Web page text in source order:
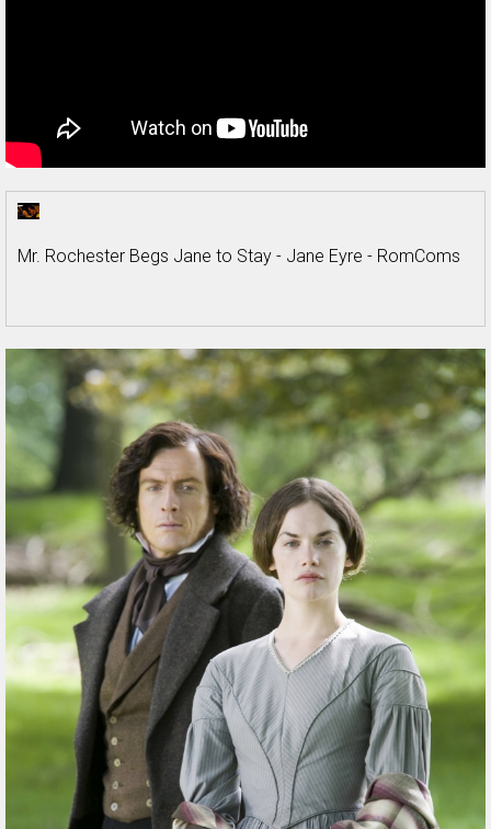
Mr. Rochester Begs Jane to Stay - Jane Eyre - RomComs